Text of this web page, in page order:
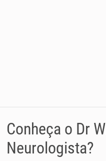
Conheça o Dr
Neurologista?